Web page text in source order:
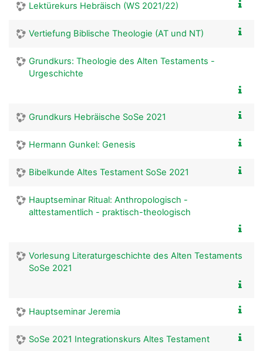
Lektürekurs Hebräisch (WS 2021/22)
Vertiefung Biblische Theologie (AT und NT)
Grundkurs: Theologie des Alten Testaments -
Urgeschichte
Grundkurs Hebräische SoSe 2021
Hermann Gunkel: Genesis
Bibelkunde Altes Testament SoSe 2021
Hauptseminar Ritual: Anthropologisch -
alttestamentlich - praktisch-theologisch
Vorlesung Literaturgeschichte des Alten Testaments
SoSe 2021
Hauptseminar Jeremia
SoSe 2021 Integrationskurs Altes Testament